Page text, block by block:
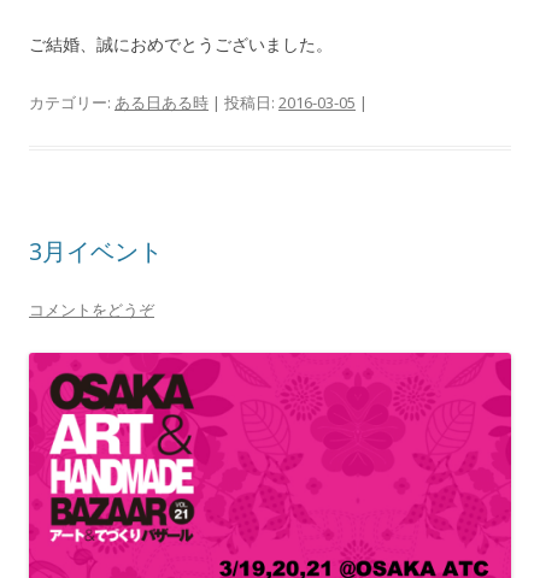
ご結婚、誠におめでとうございました。
カテゴリー: ある日ある時 | 投稿日: 2016-03-05 |
3月イベント
コメントをどうぞ